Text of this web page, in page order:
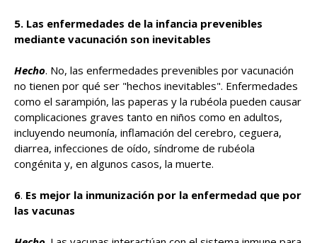
5. Las enfermedades de la infancia prevenibles
mediante vacunación son inevitables
Hecho. No, las enfermedades prevenibles por vacunación
no tienen por qué ser "hechos inevitables". Enfermedades
como el sarampión, las paperas y la rubéola pueden causar
complicaciones graves tanto en niños como en adultos,
incluyendo neumonía, inflamación del cerebro, ceguera,
diarrea, infecciones de oído, síndrome de rubéola
congénita y, en algunos casos, la muerte.
6. Es mejor la inmunización por la enfermedad que por
las vacunas